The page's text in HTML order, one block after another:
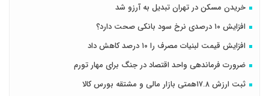
خریدن مسکن در تهران تبدیل به آرزو شد
افزایش ۱۰ درصدی نرخ سود بانکی صحت دارد؟
افزایش قیمت لبنیات مصرف را ۱۰ درصد کاهش داد
ضرورت فرماندهی واحد اقتصاد در جنگ برای مهار تورم
ثبت ارزش ۱۷.۸همتی بازار مالی و مشتقه بورس کالا